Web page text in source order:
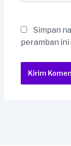
Simpan
peramban